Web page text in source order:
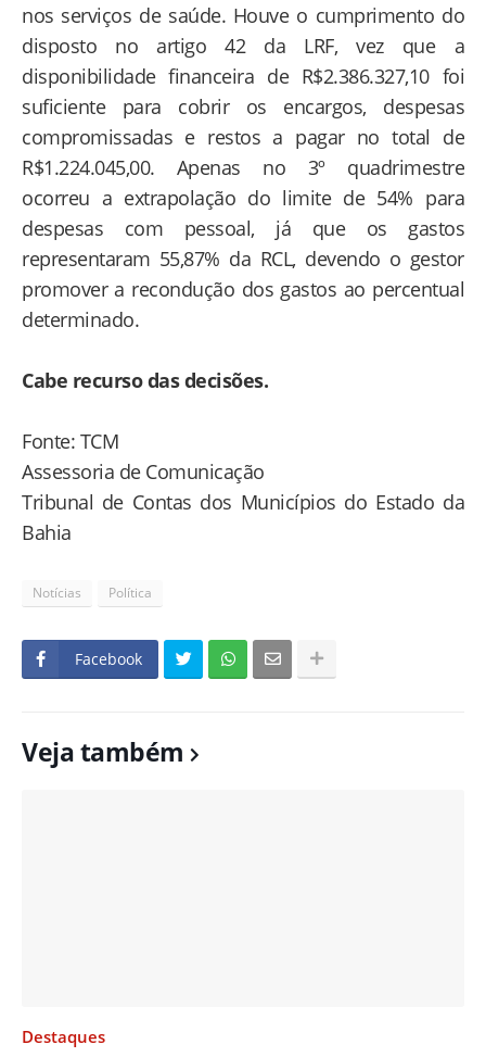
nos serviços de saúde. Houve o cumprimento do
disposto no artigo 42 da LRF, vez que a
disponibilidade financeira de R$2.386.327,10 foi
suficiente para cobrir os encargos, despesas
compromissadas e restos a pagar no total de
R$1.224.045,00. Apenas no 3º quadrimestre
ocorreu a extrapolação do limite de 54% para
despesas com pessoal, já que os gastos
representaram 55,87% da RCL, devendo o gestor
promover a recondução dos gastos ao percentual
determinado.
Cabe recurso das decisões.
Fonte: TCM
Assessoria de Comunicação
Tribunal de Contas dos Municípios do Estado da
Bahia
Notícias Política
Facebook
Veja também
Destaques